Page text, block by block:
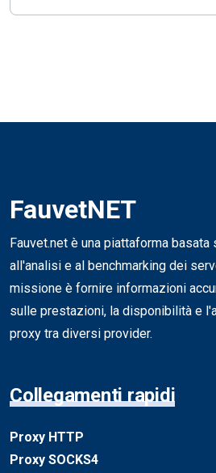
FauvetNET
Fauvet.net è una piattaforma
all'analisi e al benchmarking dei
missione è fornire informazioni
sulle prestazioni, la disponibilità e
proxy tra diversi provider.
Collegamenti rapidi
Proxy HTTP
Proxy SOCKS4